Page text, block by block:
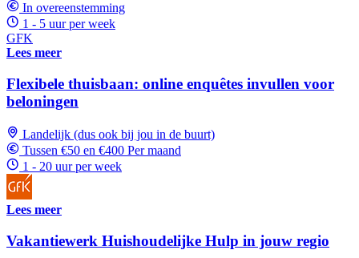
In overeenstemming
1 - 5 uur per week
GFK
Lees meer
Flexibele thuisbaan: online enquêtes invullen voor
beloningen
Landelijk (dus ook bij jou in de buurt)
Tussen €50 en €400 Per maand
1 - 20 uur per week
Lees meer
Vakantiewerk Huishoudelijke Hulp in jouw regio